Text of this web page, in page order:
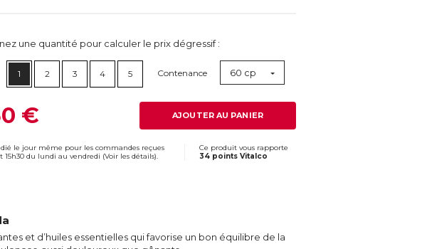
une quantité pour calculer le prix dégressif :
1 2 3 4 5 Contenance 60 cp
€ AJOUTER AU PANIER
le jour même pour les commandes reçues
15h30 du lundi au vendredi (Voir les détails).
Ce produit vous rapporte
34 points Vitalco
et d’huiles essentielles qui favorise un bon équilibre de la